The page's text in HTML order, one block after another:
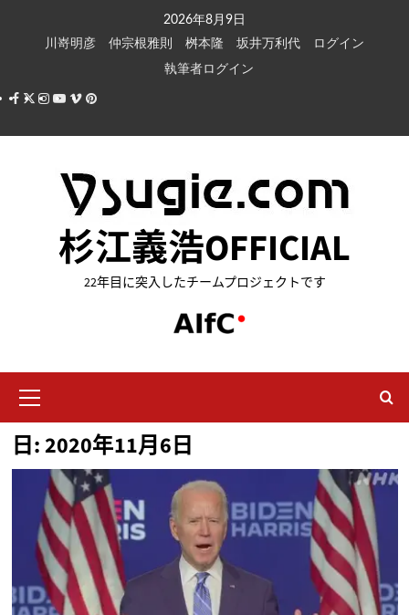
キ
2026年8月9日
川嵜明彦
仲宗根雅則 桝本隆 坂井万利代
ログイン
執筆者ログイン
Facebook
X Instagram
Youtube
VimeoPinterest
杉江義浩OFFICIAL
22年目に突入したチームプロジェクトです
イ
ン
メ
ー
日:2020年11月6日